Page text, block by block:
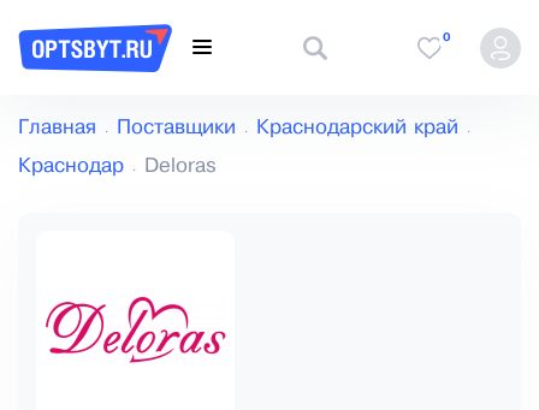
0
Главная Поставщики Краснодарский край
Краснодар Deloras